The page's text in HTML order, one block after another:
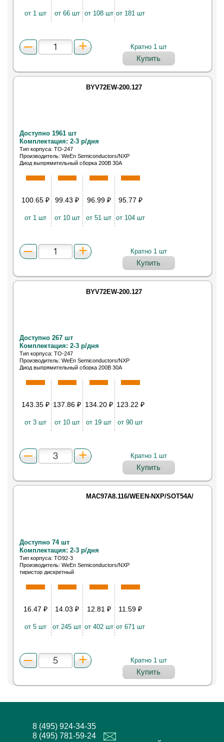
от 1 шт от 66 шт от 108 шт от 181 шт
Кратно 1 шт
Купить
BYV72EW-200.127
Доступно 1961 шт
Комплектация: 2-3 р/дня
Тип корпуса: TO-247
Производитель: WeEn Semiconductors/NXP
Диод выпрямительный сборка 200В 30А
100.65 ₽
от 1 шт
99.43₽
от 10 шт
96.99 ₽
от 51 шт
95.77 ₽
от 104 шт
Кратно 1 шт
Купить
BYV72EW-200.127
Доступно 267 шт
Комплектация: 2-3 р/дня
Тип корпуса: TO-247
Производитель: WeEn Semiconductors/NXP
Диод выпрямительный сборка 200В 30А
143.35 ₽
от 3 шт
137.86₽
от 10 шт
134.20 ₽
от 19 шт
123.22 ₽
от 90 шт
Кратно 1 шт
Купить
MAC97A8.116/WEEN-NXP/SOT54A/
Доступно 74 шт
Комплектация: 2-3 р/дня
Тип корпуса: TO92-3
Производитель: WeEn Semiconductors/NXP
тиристор дискретный
16.47 ₽
от 5 шт
14.03₽
от 245 шт
12.81 ₽
от 402 шт
11.59₽
от 671 шт
Кратно 1 шт
Купить
8 (495) 924-34-35
8 (495) 781-59-24